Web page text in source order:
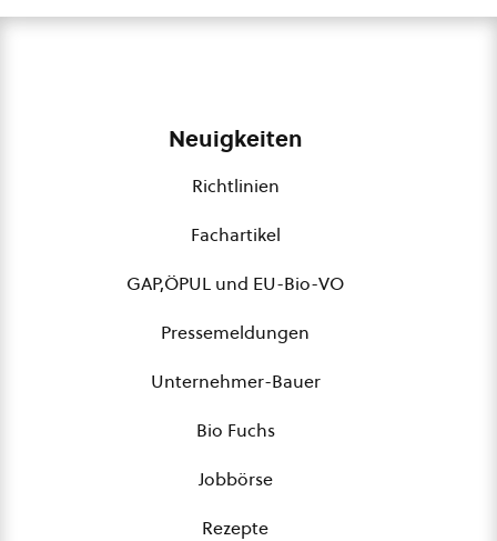
Neuigkeiten
Richtlinien
Fachartikel
GAP,ÖPUL und EU-Bio-VO
Pressemeldungen
Unternehmer-Bauer
Bio Fuchs
Jobbörse
Rezepte